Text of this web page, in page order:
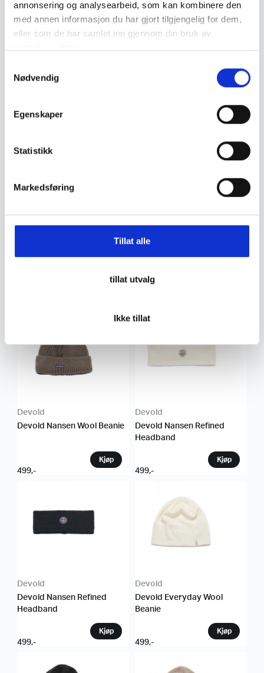
annonsering og analysearbeid, som kan kombinere den
med annen informasjon du har gjort tilgjengelig for dem,
eller som de har samlet inn gjennom din bruk av
Nødvendig
Egenskaper
Statistikk
Markedsføring
Tillat alle
tillat utvalg
Ikke tillat
Devold Daily Merino Light
Devold Archive Merino Sock
Devold
Devold
Devold Nansen Wool Beanie
499,-
Devold
Devold Nansen Refined
Headband
499,-
Devold
Devold Nansen Refined
Headband
499,-
Devold
Devold Everyday Wool
Beanie
499,-